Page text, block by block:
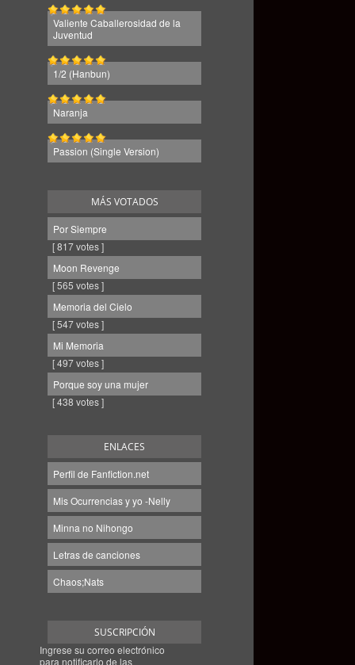
Valiente Caballerosidad de la
Juventud
1/2 (Hanbun)
Naranja
Passion (Single Version)
MÁS VOTADOS
Por Siempre
[ 817 votes ]
Moon Revenge
[ 565 votes ]
Memoria del Cielo
[ 547 votes ]
Mi Memoria
[ 497 votes ]
Porque soy una mujer
[ 438 votes ]
ENLACES
Perfil de Fanfiction.net
Mis Ocurrencias y yo -Nelly
Minna no Nihongo
Letras de canciones
Chaos;Nats
SUSCRIPCIÓN
Ingrese su correo electrónico
para notificarlo de las